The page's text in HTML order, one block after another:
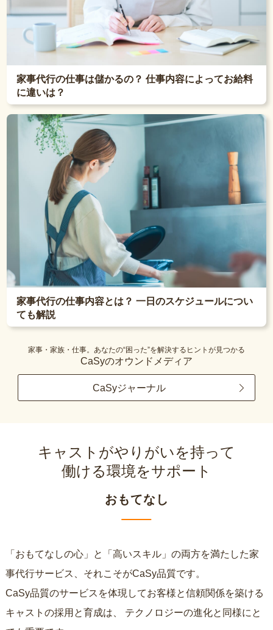
家事代行の仕事は儲かるの？ 仕事内容によってお給料
に違いは？
家事代行の仕事内容とは？ 一日のスケジュールについ
ても解説
家事・家族・仕事。あなたの“困った”を解決するヒントが見つかる
CaSyのオウンドメディア
CaSyジャーナル
キャストがやりがいを持って
働ける環境をサポート
おもてなし
「おもてなしの心」と「高いスキル」の両方を満たした家
事代行サービス、それこそがCaSy品質です。
CaSy品質のサービスを体現してお客様と信頼関係を築ける
キャストの採用と育成は、